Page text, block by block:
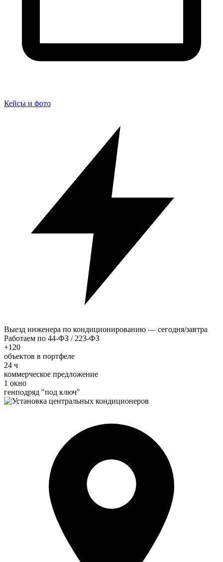
Кейсы и фото
Выезд инженера по кондиционированию — сегодня/завтра
Работаем по 44-ФЗ / 223-ФЗ
+120
объектов в портфеле
24 ч
коммерческое предложение
1 окно
генподряд "под ключ"